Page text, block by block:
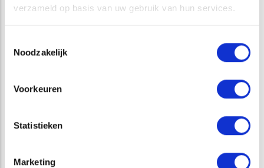
verzameld op basis van uw gebruik van hun services.
Noodzakelijk
Voorkeuren
Statistieken
Marketing